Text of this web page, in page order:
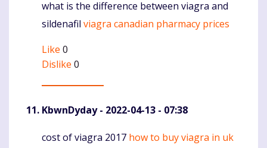
Komentaras
what is the difference between viagra and
sildenafil viagra canadian pharmacy prices
Like 0
Dislike 0
KbwnDyday- 2022-04-13 - 07:38
Komentaras
cost of viagra 2017 how to buy viagra in uk